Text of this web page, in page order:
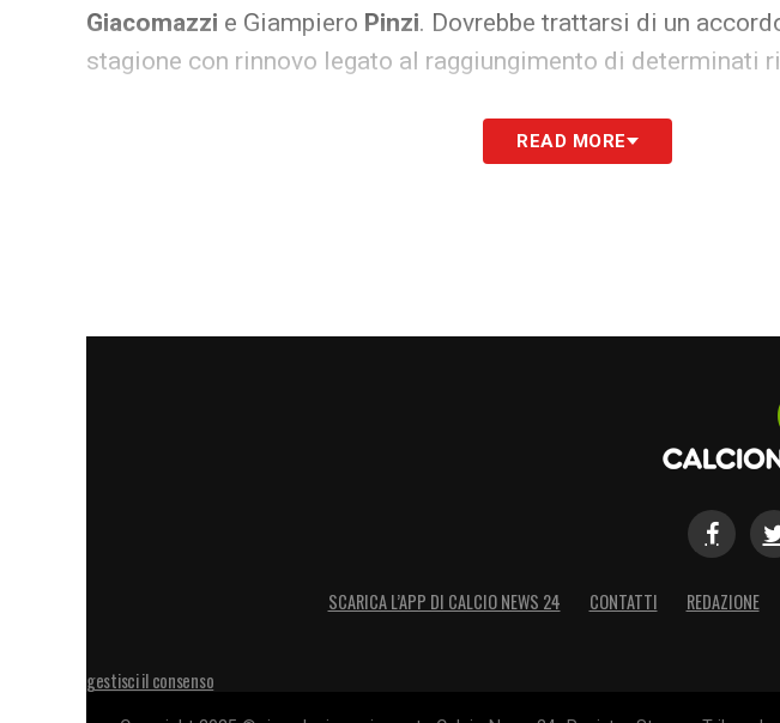
Giacomazzi e Giampiero Pinzi. Dovrebbe trattarsi di un
stagione con rinnovo legato al raggiungimento di determinati
LA PLAYLIST DELLE NOSTRE TOP NEWSREAD MORE
SCARICA L’APP DI CALCIO NEWS 24 CONTATTI REDAZIONE
gestisci il consenso